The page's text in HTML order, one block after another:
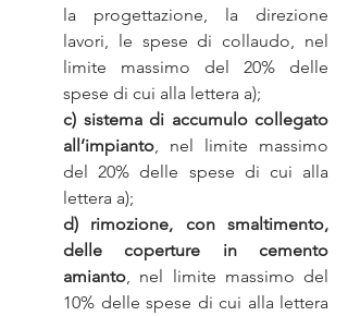
la progettazione, la direzione
lavori, le spese di collaudo, nel
limite massimo del 20% delle
spese di cui alla lettera a);
c) sistema di accumulo collegato
all’impianto , nel limite massimo
del 20% delle spese di cui alla
lettera a);
d)
rimozione, con smaltimento,
delle coperture in cemento
amianto , nel limite massimo del
10% delle spese di cui alla lettera